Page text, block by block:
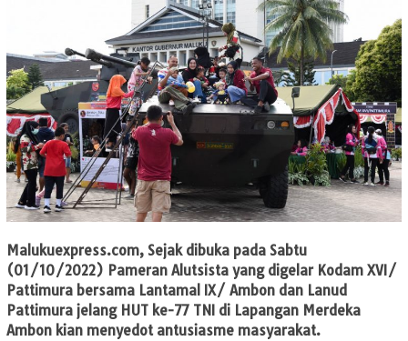
Malukuexpress.com, Sejak dibuka pada Sabtu
(01/10/2022) Pameran Alutsista yang digelar Kodam XVI/
Pattimura bersama Lantamal IX/ Ambon dan Lanud
Pattimura jelang HUT ke-77 TNI di Lapangan Merdeka
Ambon kian menyedot antusiasme masyarakat.